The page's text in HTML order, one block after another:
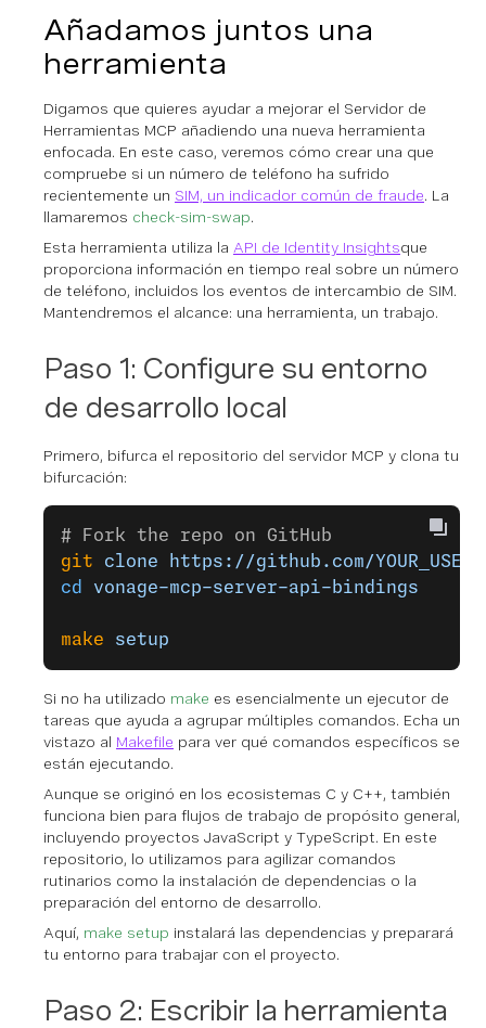
Añadamos juntos una
herramienta
Digamos que quieres ayudar a mejorar el Servidor de
Herramientas MCP añadiendo una nueva herramienta
enfocada. En este caso, veremos cómo crear una que
compruebe si un número de teléfono ha sufrido
recientemente un SIM, un indicador común de fraude. La
llamaremos check-sim-swap.
Esta herramienta utiliza la API de Identity Insightsque
proporciona información en tiempo real sobre un número
de teléfono, incluidos los eventos de intercambio de SIM.
Mantendremos el alcance: una herramienta, un trabajo.
Paso 1: Configure su entorno
de desarrollo local
Primero, bifurca el repositorio del servidor MCP y clona tu
bifurcación:
# Fork the repo on GitHub
git clone https://github.com/
cd
vonage-mcp-server-api-bindings
make setup
Si no ha utilizado make es esencialmente un ejecutor de
tareas que ayuda a agrupar múltiples comandos. Echa un
vistazo al Makefile para ver qué comandos específicos se
están ejecutando.
Aunque se originó en los ecosistemas C y C++, también
funciona bien para flujos de trabajo de propósito general,
incluyendo proyectos JavaScript y TypeScript. En este
repositorio, lo utilizamos para agilizar comandos
rutinarios como la instalación de dependencias o la
preparación del entorno de desarrollo.
Aquí, make setup instalará las dependencias y preparará
tu entorno para trabajar con el proyecto.
Paso 2: Escribir la herramienta